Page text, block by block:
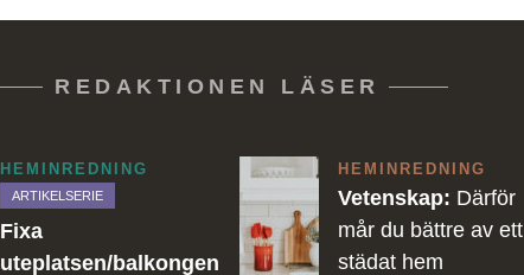
REDAKTIONEN LÄSER
HEMINREDNING
ARTIKELSERIE
Fixa
uteplatsen/balkongen
HEMINREDNING
Vetenskap: Därför
mår du bättre av ett
städat hem